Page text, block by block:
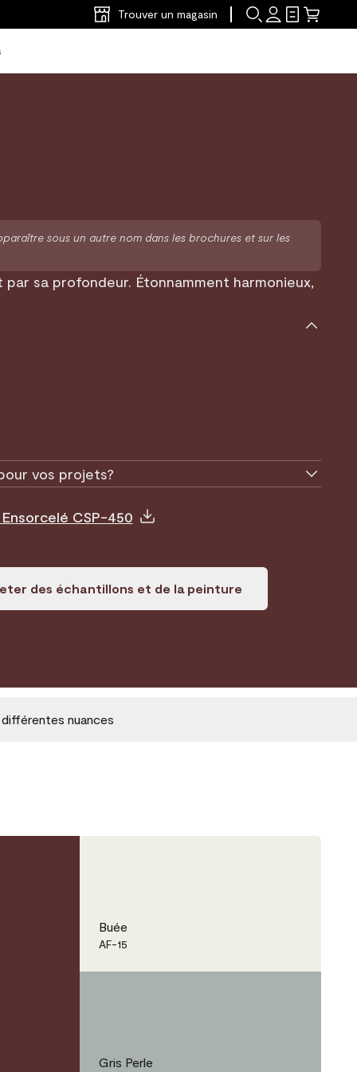
Trouver un magasin
sous un autre nom dans les brochures et sur les
sa profondeur. Étonnamment harmonieux,
vos projets?
CSP-450
des échantillons et de la peinture
nuances
Buée
AF-15
Gris Perle